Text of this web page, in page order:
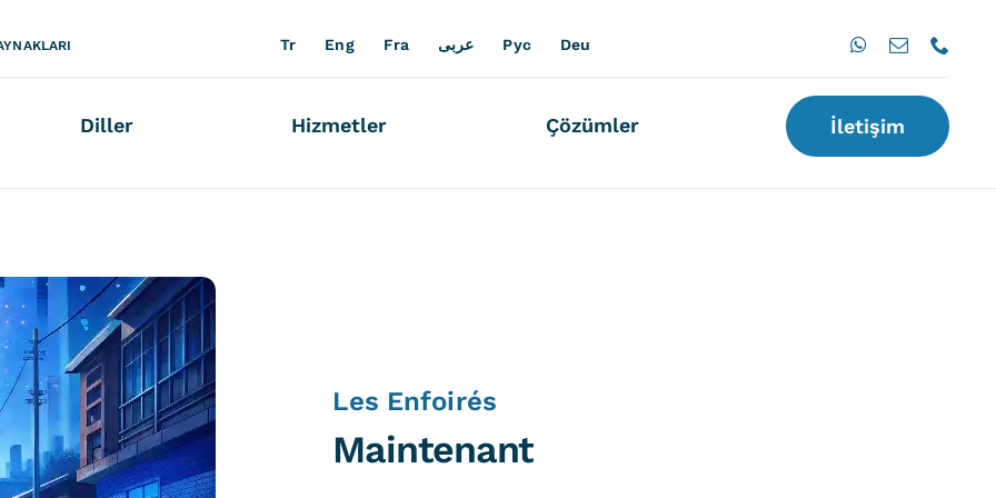
Tr Eng Fra عربى Pус Deu
Diller Hizmetler Çözümler İletişim
Les Enfoirés
Maintenant